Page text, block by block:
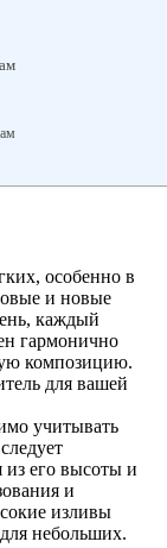
особенно в
и новые
каждый
гармонично
композицию.
для вашей
учитывать
из его высоты и
и
изливы
небольших.